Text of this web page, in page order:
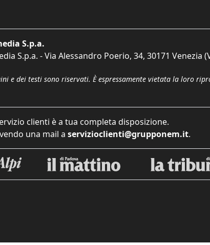
S.p.a.
S.p.a. - Via Alessandro Poerio, 34, 30171 Venezia
e dei testi sono riservati. È espressamente vietata la loro
clienti è a tua completa disposizione.
una mail a servizioclienti@grupponem.it.